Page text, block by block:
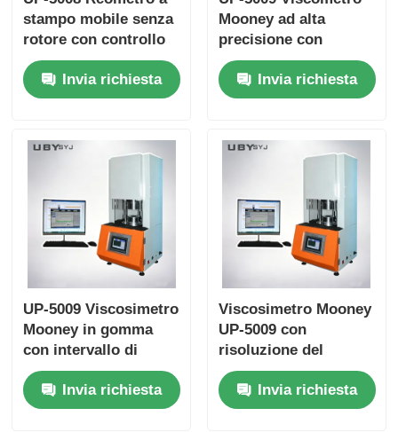
stampo mobile senza
rotore con controllo
computerizzato per
gomma con
risoluzione 0,01 ℃
Invia richiesta
Mooney ad alta
precisione con
controllo della
temperatura ±0,3oC
per la prova della
multifunzionale
Invia richiesta
UP-5009 Viscosimetro
Mooney in gomma
con intervallo di
temperatura ambiente
fino a 200°C,
struttura in acciaio
Invia richiesta
Viscosimetro Mooney
UP-5009 con
risoluzione del
display della
temperatura di 0,01°C
e velocità del rotore
Invia richiesta